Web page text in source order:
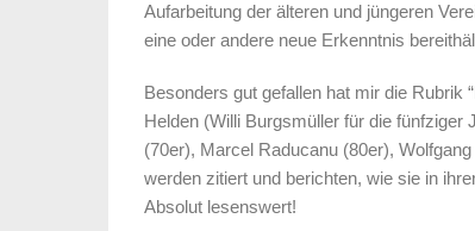
Aufarbeitung der älteren und jüngeren
eine oder andere neue Erkenntnis
Besonders gut gefallen hat mir die Rubrik
Helden (Willi Burgsmüller für die fünfziger
(70er), Marcel Raducanu (80er),
werden zitiert und berichten, wie sie in
Absolut lesenswert!